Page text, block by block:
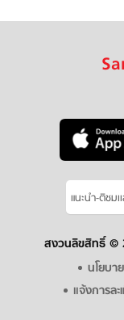
แนะนำ-ติชม
สงวนลิขสิทธิ์ ©
นโยบา
แจ้งการล